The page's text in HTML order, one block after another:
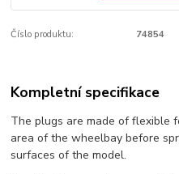
Číslo produktu: 74854
Kompletní specifikace
The plugs are made of flexible
area of the wheelbay before
surfaces of the model.